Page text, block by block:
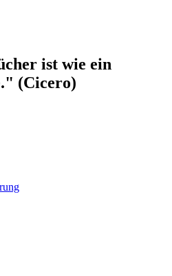
ist wie ein
(Cicero)